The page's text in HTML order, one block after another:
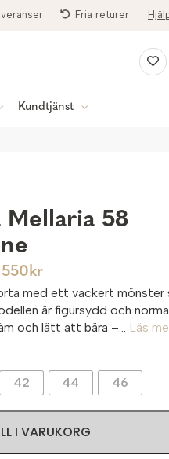
Fria returer
Kundtjänst
Mellaria 58
550kr
med ett vackert mönster
är figursydd och
och lätt att bära –... Läs
42 44 46
I VARUKORG